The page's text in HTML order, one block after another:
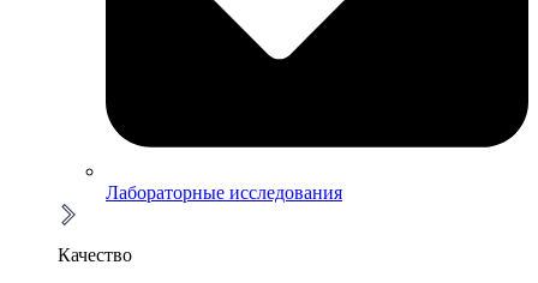
Лабораторные исследования
Качество